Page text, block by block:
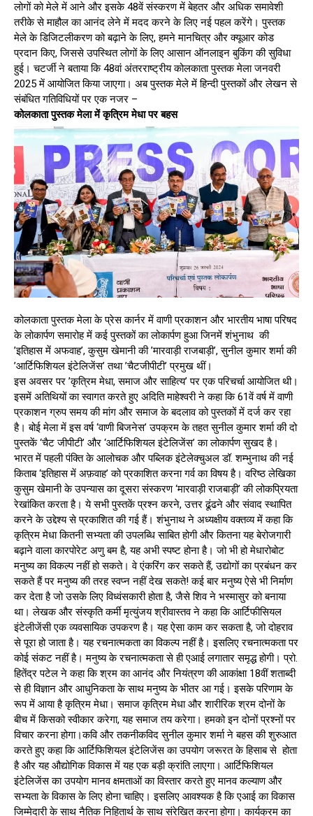
लोगों को मेले में आने और इसके 48वें संस्करण में बेहतर और अधिक समावेशी
तरीके से माहौल का आनंद लेने में मदद करने के लिए नई पहल करेंगे। पुस्तक
मेले के डिजिटलीकरण को बढ़ाने के लिए, हमने मानचित्र और क्यूआर कोड
प्रदान किए, जिससे उपस्थित लोगों के लिए आसान ऑनलाइन बुकिंग की सुविधा
हुई। चटर्जी ने बताया कि 48वां अंतरराष्ट्रीय कोलकाता पुस्तक मेला जनवरी
2025 में आयोजित किया जाएगा। अब पुस्तक मेले में हिन्दी पुस्तकों और लेखन से
संबंधित गतिविधियों पर एक नजर –
कोलकाता पुस्तक मेला में कृत्रिम मेधा पर बहस
कोलकाता पुस्तक मेला के प्रेस कार्नर में वाणी प्रकाशन और भारतीय भाषा परिषद
के लोकार्पण समारोह में कई पुस्तकों का लोकार्पण हुआ जिनमें शंभुनाथ की
’इतिहास में अफवाह’, कुसुम खेमानी की ’मारवाड़ी राजबाड़ी’, सुनील कुमार शर्मा की
’आर्टिफिशियल इंटेलिजेंस’ तथा ’चैटजीपीटी’ प्रमुख थीं।
इस अवसर पर ’कृत्रिम मेधा, समाज और साहित्य’ पर एक परिचर्चा आयोजित थी।
इसमें अतिथियों का स्वागत करते हुए अदिति माहेश्वरी ने कहा कि 61वें वर्ष में वाणी
प्रकाशन ग्रुप समय की मांग और समाज के बदलाव को पुस्तकों में दर्ज कर रहा
है। बोई मेला में इस वर्ष ‘वाणी बिजनेस’ उपक्रम के तहत सुनील कुमार शर्मा की दो
पुस्तकें ‘चैट जीपीटी’ और ‘आर्टिफिशियल इंटेलिजेंस’ का लोकार्पण सुखद है।
भारत में पहली पंक्ति के आलोचक और पब्लिक इंटेलेक्चुअल डॉ. शम्भुनाथ की नई
किताब ‘इतिहास में अफ़वाह’ को प्रकाशित करना गर्व का विषय है। वरिष्ठ लेखिका
कुसुम खेमानी के उपन्यास का दूसरा संस्करण ‘मारवाड़ी राजबाड़ी’ की लोकप्रियता
रेखांकित करता है। ये सभी पुस्तकें प्रश्न करने, उत्तर ढूंढने और संवाद स्थापित
करने के उद्देश्य से प्रकाशित की गई हैं। शंभुनाथ ने अध्यक्षीय वक्तव्य में कहा कि
कृत्रिम मेधा कितनी सभ्यता की उपलब्धि साबित होगी और कितना यह बेरोजगारी
बढ़ाने वाला कारपोरेट अणु बम है, यह अभी स्पष्ट होना है। जो भी हो मेधारोबोट
मनुष्य का विकल्प नहीं हो सकते। वे एंकरिंग कर सकते हैं, उद्योगों का प्रबंधन कर
सकते हैं पर मनुष्य की तरह स्वप्न नहीं देख सकते! कई बार मनुष्य ऐसे भी निर्माण
कर देता है जो उसके लिए विध्वंसकारी होता है, जैसे शिव ने भस्मासुर को बनाया
था। लेखक और संस्कृति कर्मी मृत्युंजय श्रीवास्तव ने कहा कि आर्टिफीसियल
इंटेलीजेंसी एक व्यवसायिक उपकरण है। यह ऐसा काम कर सकता है, जो दोहराव
से पूरा हो जाता है। यह रचनात्मकता का विकल्प नहीं है। इसलिए रचनात्मकता पर
कोई संकट नहीं है। मनुष्य के रचनात्मकता से ही एआई लगातार समृद्ध होगी। प्रो.
हितेंद्र पटेल ने कहा कि श्रम का आनंद और नियंत्रण की आकांक्षा 18वीं शताब्दी
से ही विज्ञान और आधुनिकता के साथ मनुष्य के भीतर आ गई। इसके परिणाम के
रूप में आया है कृत्रिम मेधा। समाज कृत्रिम मेधा और शारीरिक श्रम दोनों के
बीच में किसको स्वीकार करेगा, यह समाज तय करेगा। हमको इन दोनों प्रश्नों पर
विचार करना होगा।कवि और तकनीकविद सुनील कुमार शर्मा ने बहस की शुरुआत
करते हुए कहा कि आर्टिफिशियल इंटेलिजेंस का उपयोग जरूरत के हिसाब से होता
है और यह औद्योगिक विकास में यह एक बड़ी क्रांति लाएगा। आर्टिफिशियल
इंटेलिजेंस का उपयोग मानव क्षमताओं का विस्तार करते हुए मानव कल्याण और
सभ्यता के विकास के लिए होना चाहिए। इसलिए आवश्यक है कि एआई का विकास
जिम्मेदारी के साथ नैतिक निहितार्थ के साथ संरेखित करना होगा। कार्यक्रम का